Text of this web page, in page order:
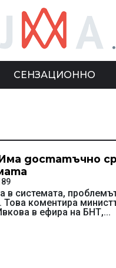
СЕНЗАЦИОННО
достатъчно
в системата,
Това коментира
в ефира на БНТ,...